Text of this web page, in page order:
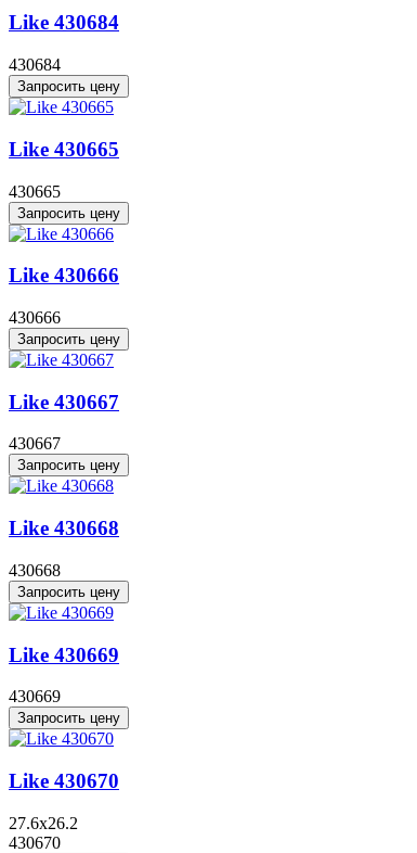
Like 430684
430684
Запросить цену
Like 430665
430665
Запросить цену
Like 430666
430666
Запросить цену
Like 430667
430667
Запросить цену
Like 430668
430668
Запросить цену
Like 430669
430669
Запросить цену
Like 430670
27.6x26.2
430670